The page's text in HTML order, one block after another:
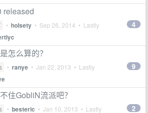
released
• holsety • Sep 26, 2014 • Lastly
4
怎么算的？
• ranye • Jan 22, 2013 • Lastly
9
住GobliN流派吧？
• besteric • Jan 10, 2013 • Lastly
2